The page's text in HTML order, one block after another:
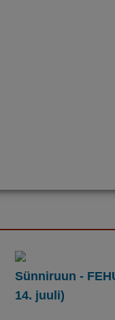
Sünniruun -
14. juuli)